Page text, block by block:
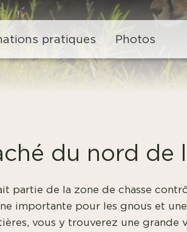
pratiques Photos
du nord de
partie de la zone de chasse
importante pour les gnous et
vous y trouverez une grande